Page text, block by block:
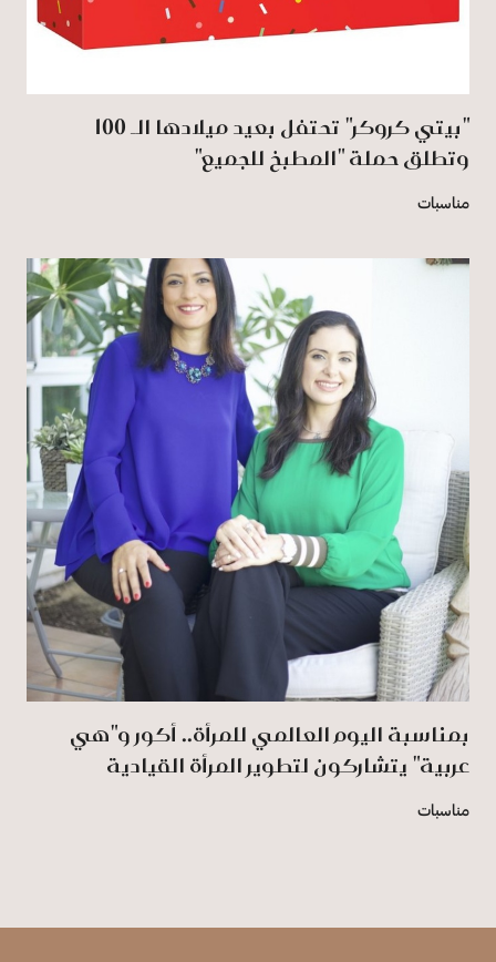
"بيتي كروكر" تحتفل بعيد ميلادها الـ 100
وتطلق حملة "المطبخ للجميع"
مناسبات
بمناسبة اليوم العالمي للمرأة.. أكور و"هي
عربية" يتشاركون لتطوير المرأة القيادية
مناسبات